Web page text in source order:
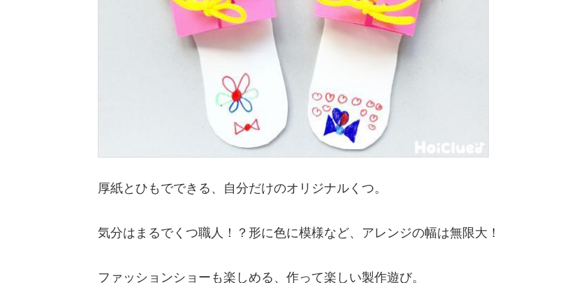
厚紙とひもでできる、自分だけのオリジナルくつ。
気分はまるでくつ職人！？形に色に模様など、アレンジの幅は無限大！
ファッションショーも楽しめる、作って楽しい製作遊び。